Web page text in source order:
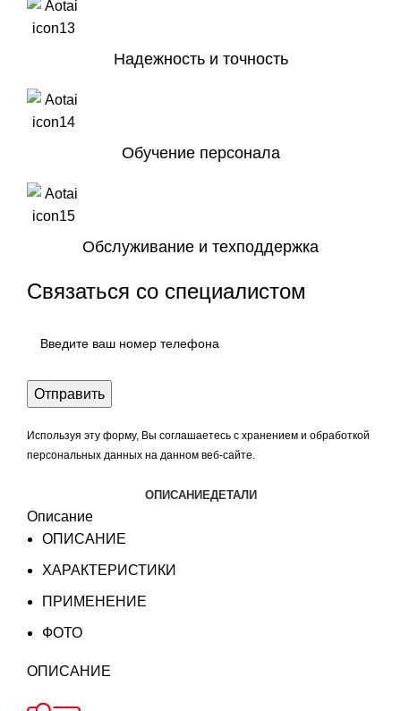
Надежность и точность
Обучение персонала
Обслуживание и техподдержка
Связаться со специалистом
Используя эту форму, Вы соглашаетесь с хранением и обработкой
персональных данных на данном веб-сайте.
ОПИСАНИЕДЕТАЛИ
Описание
ОПИСАНИЕ
ХАРАКТЕРИСТИКИ
ПРИМЕНЕНИЕ
ФОТО
ОПИСАНИЕ